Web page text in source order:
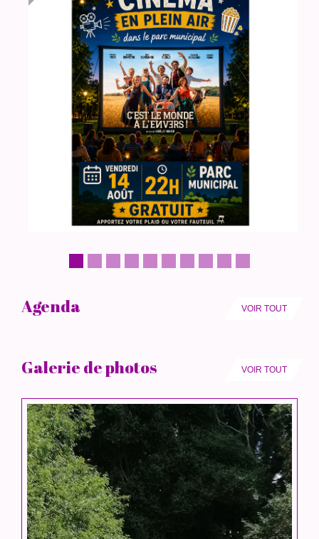
Agenda VOIR TOUT
Galerie de photos VOIR TOUT